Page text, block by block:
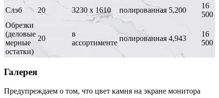
Слэб 20 3230 х 1610 полированная 5,200
16
500
Обрезки
(деловые
мерные
остатки)
20
в
ассортименте
полированная 4,943
16
500
Галерея
Предупреждаем о том, что цвет камня на экране монитора